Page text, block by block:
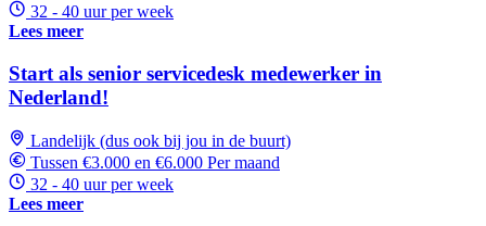
32 - 40 uur per week
Lees meer
Start als senior servicedesk medewerker in
Nederland!
Landelijk (dus ook bij jou in de buurt)
Tussen €3.000 en €6.000 Per maand
32 - 40 uur per week
Lees meer